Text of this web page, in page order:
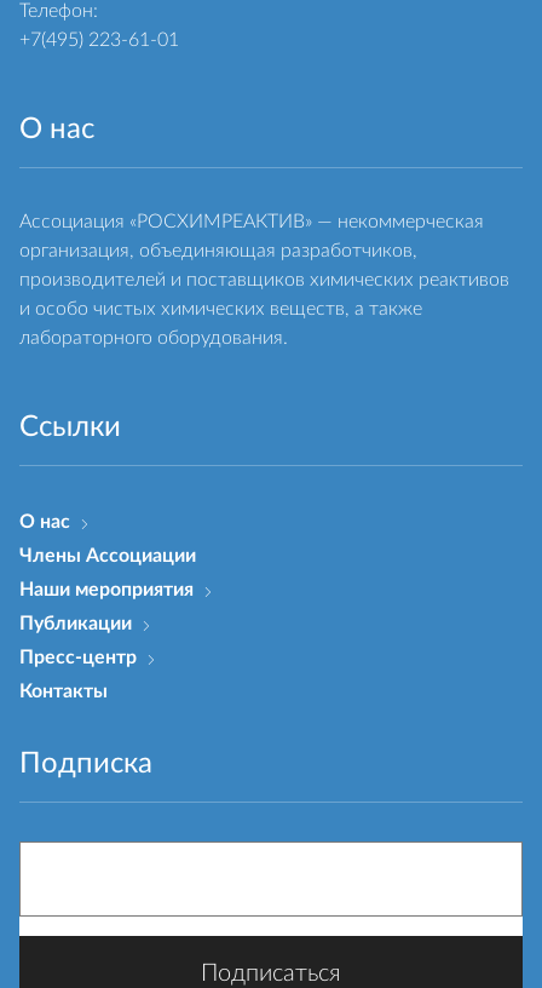
Телефон:
+7(495) 223-61-01
О нас
Ассоциация «РОСХИМРЕАКТИВ» — некоммерческая
организация, объединяющая разработчиков,
производителей и поставщиков химических реактивов
и особо чистых химических веществ, а также
лабораторного оборудования.
Ссылки
О нас
Члены Ассоциации
Наши мероприятия
Публикации
Пресс-центр
Контакты
Подписка